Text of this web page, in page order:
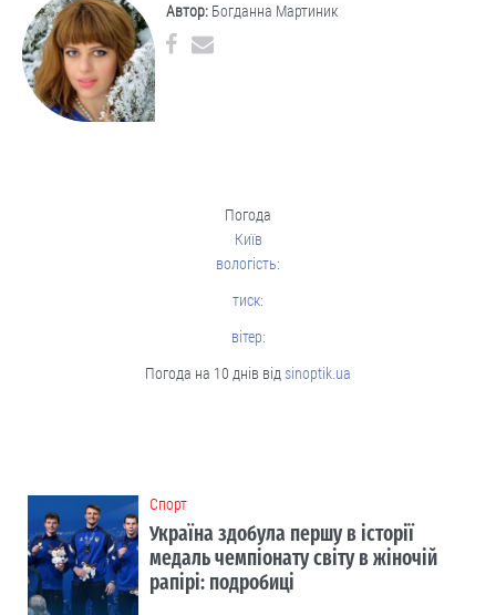
Автор: Богданна Мартиник
Погода
Київ
вологість:
тиск:
вітер:
Погода на 10 днів від sinoptik.ua
Cпорт
Україна здобула першу в історії
медаль чемпіонату світу в жіночій
рапірі: подробиці